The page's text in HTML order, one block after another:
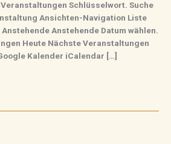
Schlüsselwort. Suche
Ansichten-Navigation Liste
Anstehende Datum wählen.
Heute Nächste Veranstaltungen
Kalender iCalendar […]